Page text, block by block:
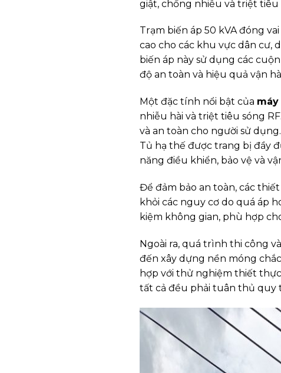
giật, chống nhiễu và triệt tiêu
Trạm biến áp 50 kVA đóng
cao cho các khu vực dân cư,
biến áp này sử dụng các
độ an toàn và hiệu quả vận
Một đặc tính nổi bật của máy
nhiễu hài và triệt tiêu sóng
và an toàn cho người sử
Tủ hạ thế được trang bị đầy
năng điều khiển, bảo vệ và
Để đảm bảo an toàn, các
khỏi các nguy cơ do quá áp
kiệm không gian, phù hợp
Ngoài ra, quá trình thi công
đến xây dựng nền móng
hợp với thử nghiệm thiết
tất cả đều phải tuân thủ quy